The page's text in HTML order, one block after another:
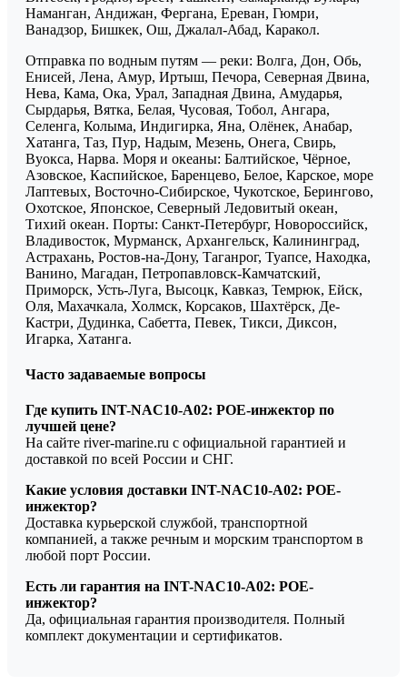
Наманган, Андижан, Фергана, Ереван, Гюмри,
Ванадзор, Бишкек, Ош, Джалал-Абад, Каракол.
Отправка по водным путям — реки: Волга, Дон, Обь,
Енисей, Лена, Амур, Иртыш, Печора, Северная Двина,
Нева, Кама, Ока, Урал, Западная Двина, Амударья,
Сырдарья, Вятка, Белая, Чусовая, Тобол, Ангара,
Селенга, Колыма, Индигирка, Яна, Олёнек, Анабар,
Хатанга, Таз, Пур, Надым, Мезень, Онега, Свирь,
Вуокса, Нарва. Моря и океаны: Балтийское, Чёрное,
Азовское, Каспийское, Баренцево, Белое, Карское, море
Лаптевых, Восточно-Сибирское, Чукотское, Берингово,
Охотское, Японское, Северный Ледовитый океан,
Тихий океан. Порты: Санкт-Петербург, Новороссийск,
Владивосток, Мурманск, Архангельск, Калининград,
Астрахань, Ростов-на-Дону, Таганрог, Туапсе, Находка,
Ванино, Магадан, Петропавловск-Камчатский,
Приморск, Усть-Луга, Высоцк, Кавказ, Темрюк, Ейск,
Оля, Махачкала, Холмск, Корсаков, Шахтёрск, Де-
Кастри, Дудинка, Сабетта, Певек, Тикси, Диксон,
Игарка, Хатанга.
Часто задаваемые вопросы
Где купить INT-NAC10-A02: POE-инжектор по
лучшей цене?
На сайте river-marine.ru с официальной гарантией и
доставкой по всей России и СНГ.
Какие условия доставки INT-NAC10-A02: POE-
инжектор?
Доставка курьерской службой, транспортной
компанией, а также речным и морским транспортом в
любой порт России.
Есть ли гарантия на INT-NAC10-A02: POE-
инжектор?
Да, официальная гарантия производителя. Полный
комплект документации и сертификатов.